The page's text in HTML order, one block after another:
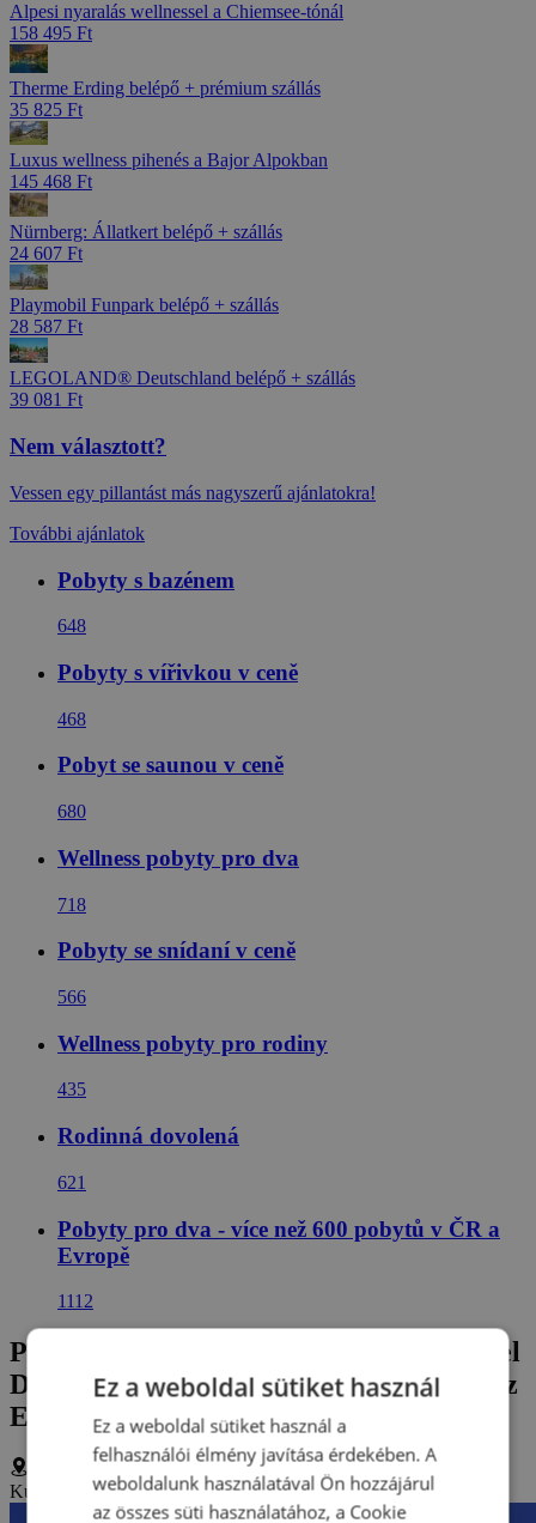
Alpesi nyaralás wellnessel a Chiemsee-tónál
158 495 Ft
Therme Erding belépő + prémium szállás
35 825 Ft
Luxus wellness pihenés a Bajor Alpokban
145 468 Ft
Nürnberg: Állatkert belépő + szállás
24 607 Ft
Playmobil Funpark belépő + szállás
28 587 Ft
LEGOLAND® Deutschland belépő + szállás
39 081 Ft
Nem választott?
Vessen egy pillantást más nagyszerű ajánlatokra!
További ajánlatok
Pobyty s bazénem
648
Pobyty s vířivkou v ceně
468
Pobyt se saunou v ceně
680
Wellness pobyty pro dva
718
Pobyty se snídaní v ceně
566
Wellness pobyty pro rodiny
435
Rodinná dovolená
621
Pobyty pro dva - více než 600 pobytů v ČR a
Evropě
1112
Pihenés Bad Füssingben a Boutique Hotel
Diana ***-ban, reggelivel és belépéssel az
Europa Therme fürdőbe
Kurallee 12, Bad Füssing, Németország (Mutatás térképen
Ez a weboldal sütiket használ
Ez a weboldal sütiket használ a
felhasználói élmény javítása érdekében. A
weboldalunk használatával Ön hozzájárul
az összes süti használatához, a Cookie